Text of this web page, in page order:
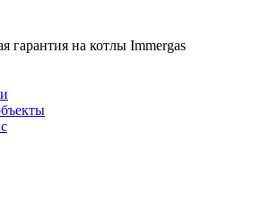
гарантия на котлы Immergas